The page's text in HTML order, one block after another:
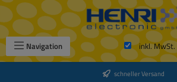
Zum Hauptinhalt springen
Navigation inkl. MwSt.
schneller Versand